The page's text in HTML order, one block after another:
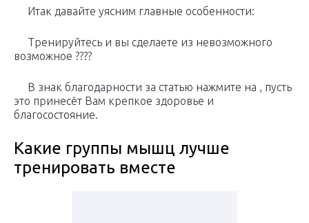
Итак давайте уясним главные особенности:
Тренируйтесь и вы сделаете из невозможного
возможное ????
В знак благодарности за статью нажмите на , пусть
это принесёт Вам крепкое здоровье и
благосостояние.
Какие группы мышц лучше
тренировать вместе